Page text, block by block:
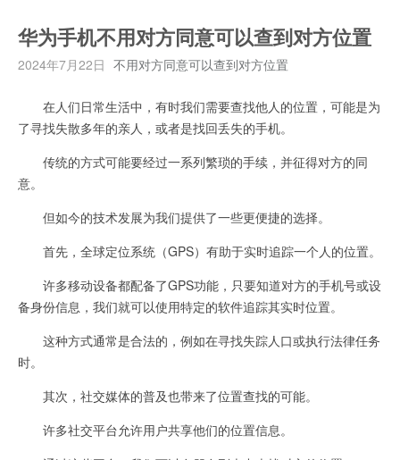
华为手机不用对方同意可以查到对方位置
2024年7月22日 不用对方同意可以查到对方位置
在人们日常生活中，有时我们需要查找他人的位置，可能是为
了寻找失散多年的亲人，或者是找回丢失的手机。
传统的方式可能要经过一系列繁琐的手续，并征得对方的同
意。
但如今的技术发展为我们提供了一些更便捷的选择。
首先，全球定位系统（GPS）有助于实时追踪一个人的位置。
许多移动设备都配备了GPS功能，只要知道对方的手机号或设
备身份信息，我们就可以使用特定的软件追踪其实时位置。
这种方式通常是合法的，例如在寻找失踪人口或执行法律任务
时。
其次，社交媒体的普及也带来了位置查找的可能。
许多社交平台允许用户共享他们的位置信息。